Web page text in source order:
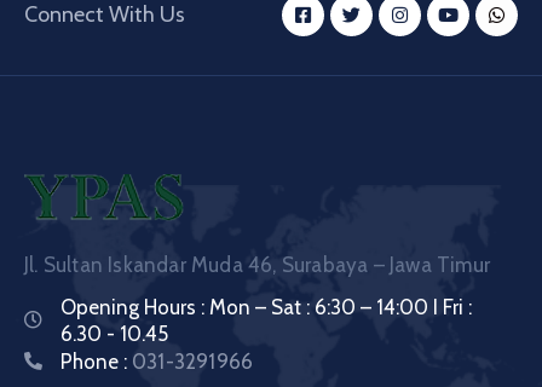
Connect With Us
Jl. Sultan Iskandar Muda 46, Surabaya – Jawa Timur
Opening Hours : Mon – Sat : 6:30 – 14:00 I Fri :
6.30 - 10.45
Phone : 031-3291966